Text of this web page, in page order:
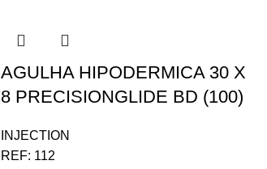
AGULHA HIPODERMICA 30 X
8 PRECISIONGLIDE BD (100)
INJECTION
REF: 112